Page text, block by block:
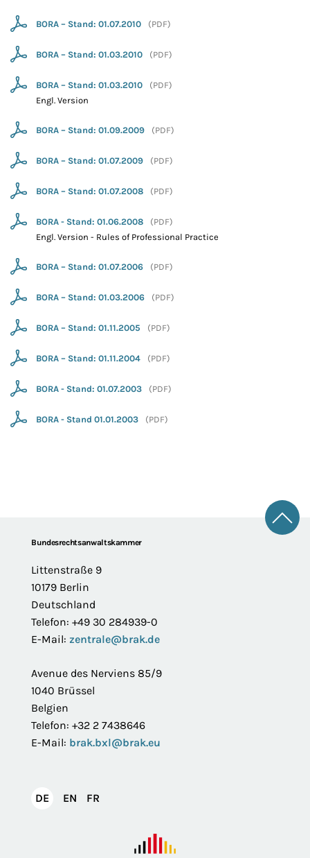
BORA – Stand: 01.07.2010 (PDF)
BORA – Stand: 01.03.2010 (PDF)
BORA – Stand: 01.03.2010 (PDF)
Engl. Version
BORA – Stand: 01.09.2009 (PDF)
BORA – Stand: 01.07.2009 (PDF)
BORA – Stand: 01.07.2008 (PDF)
BORA - Stand: 01.06.2008 (PDF)
Engl. Version - Rules of Professional Practice
BORA – Stand: 01.07.2006 (PDF)
BORA – Stand: 01.03.2006 (PDF)
BORA – Stand: 01.11.2005 (PDF)
BORA – Stand: 01.11.2004 (PDF)
BORA - Stand: 01.07.2003 (PDF)
BORA - Stand 01.01.2003 (PDF)
FooterBundesrechtsanwaltskammer
Littenstraße 9
10179 Berlin
Deutschland
Telefon: +49 30 284939-0
E-Mail: zentrale@brak.de
Avenue des Nerviens 85/9
1040 Brüssel
Belgien
Telefon: +32 2 7438646
E-Mail: brak.bxl@brak.eu
DEDeutsch
EN English
FR